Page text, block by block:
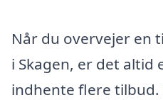
Når du overvejer en
i Skagen, er det altid
indhente flere tilbud.